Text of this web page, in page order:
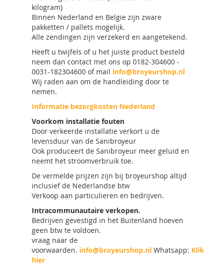
kilogram)
Binnen Nederland en Belgie zijn zware
pakketten / pallets mogelijk.
Alle zendingen zijn verzekerd en aangetekend.
Heeft u twijfels of u het juiste product besteld
neem dan contact met ons op 0182-304600 -
0031-182304600 of mail info@broyeurshop.nl
Wij raden aan om de handleiding door te
nemen.
Informatie bezorgkosten Nederland
Voorkom installatie fouten
Door verkeerde installatie verkort u de
levensduur van de Sanibroyeur
Ook produceert de Sanibroyeur meer geluid en
neemt het stroomverbruik toe.
De vermelde prijzen zijn bij broyeurshop altijd
inclusief de Nederlandse btw
Verkoop aan particulieren en bedrijven.
Intracommunautaire verkopen.
Bedrijven gevestigd in het Buitenland hoeven
geen btw te voldoen.
vraag naar de
voorwaarden. info@broyeurshop.nl Whatsapp: Klik
hier